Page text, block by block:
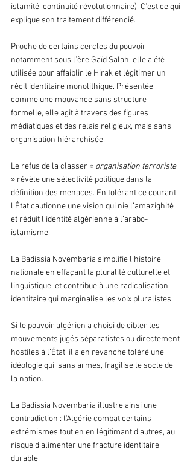
islamité, continuité révolutionnaire). C’est ce qui
explique son traitement différencié.
Proche de certains cercles du pouvoir,
notamment sous l’ère Gaïd Salah, elle a été
utilisée pour affaiblir le Hirak et légitimer un
récit identitaire monolithique. Présentée
comme une mouvance sans structure
formelle, elle agit à travers des figures
médiatiques et des relais religieux, mais sans
organisation hiérarchisée.
Le refus de la classer « organisation terroriste
» révèle une sélectivité politique dans la
définition des menaces. En tolérant ce courant,
l’État cautionne une vision qui nie l’amazighité
et réduit l’identité algérienne à l’arabo-
islamisme.
La Badissia Novembaria simplifie l’histoire
nationale en effaçant la pluralité culturelle et
linguistique, et contribue à une radicalisation
identitaire qui marginalise les voix pluralistes.
Si le pouvoir algérien a choisi de cibler les
mouvements jugés séparatistes ou directement
hostiles à l’État, il a en revanche toléré une
idéologie qui, sans armes, fragilise le socle de
la nation.
La Badissia Novembaria illustre ainsi une
contradiction : l’Algérie combat certains
extrémismes tout en en légitimant d’autres, au
risque d’alimenter une fracture identitaire
durable.